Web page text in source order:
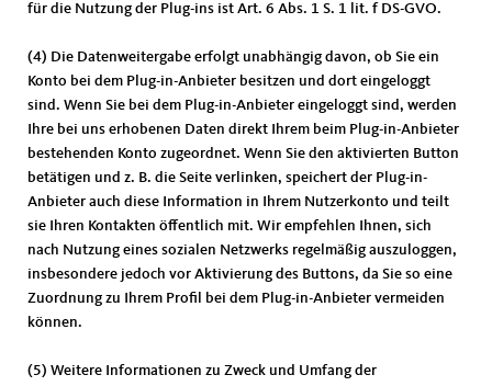
für die Nutzung der Plug-ins ist Art. 6 Abs. 1 S. 1 lit. f DS-GVO.
(4) Die Datenweitergabe erfolgt unabhängig davon, ob Sie ein
Konto bei dem Plug-in-Anbieter besitzen und dort eingeloggt
sind. Wenn Sie bei dem Plug-in-Anbieter eingeloggt sind, werden
Ihre bei uns erhobenen Daten direkt Ihrem beim Plug-in-Anbieter
bestehenden Konto zugeordnet. Wenn Sie den aktivierten Button
betätigen und z. B. die Seite verlinken, speichert der Plug-in-
Anbieter auch diese Information in Ihrem Nutzerkonto und teilt
sie Ihren Kontakten öffentlich mit. Wir empfehlen Ihnen, sich
nach Nutzung eines sozialen Netzwerks regelmäßig auszuloggen,
insbesondere jedoch vor Aktivierung des Buttons, da Sie so eine
Zuordnung zu Ihrem Profil bei dem Plug-in-Anbieter vermeiden
können.
(5) Weitere Informationen zu Zweck und Umfang der